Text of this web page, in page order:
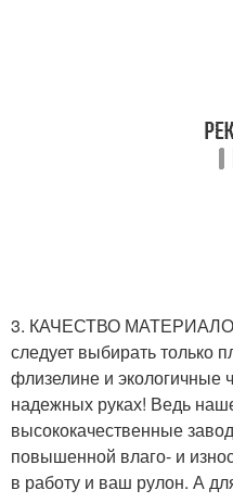
3. КАЧЕСТВО
следует выбирать только
флизелине и экологичные
надежных руках! Ведь
высококачественные
повышенной влаго- и
в работу и ваш рулон. А